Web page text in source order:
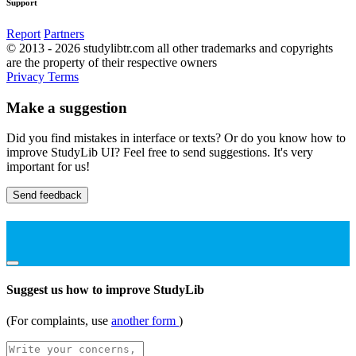
Support
Report Partners
© 2013 - 2026 studylibtr.com all other trademarks and copyrights
are the property of their respective owners
Privacy Terms
Make a suggestion
Did you find mistakes in interface or texts? Or do you know how to
improve StudyLib UI? Feel free to send suggestions. It's very
important for us!
Send feedback
Suggest us how to improve StudyLib
(For complaints, use another form )